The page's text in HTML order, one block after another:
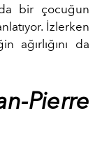
bir çocuğun
İzlerken
ağırlığını da
Pierre